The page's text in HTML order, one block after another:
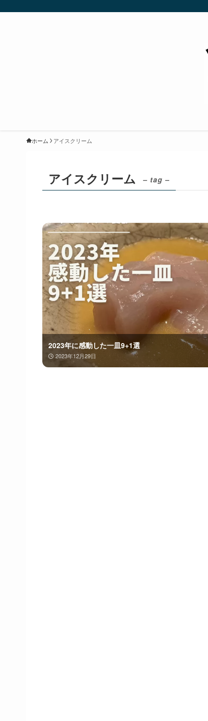
ホーム アイスクリーム
アイスクリーム – tag –
2023年に感動した一皿9+1選
2023年12月29日